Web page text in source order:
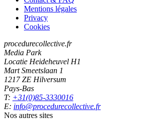
Mentions légales
Privacy
Cookies
procedurecollective.fr
Media Park
Locatie Heideheuvel H1
Mart Smeetslaan 1
1217 ZE Hilversum
Pays-Bas
T: +31(0)85-3330016
E: info@procedurecollective.fr
Nos autres sites